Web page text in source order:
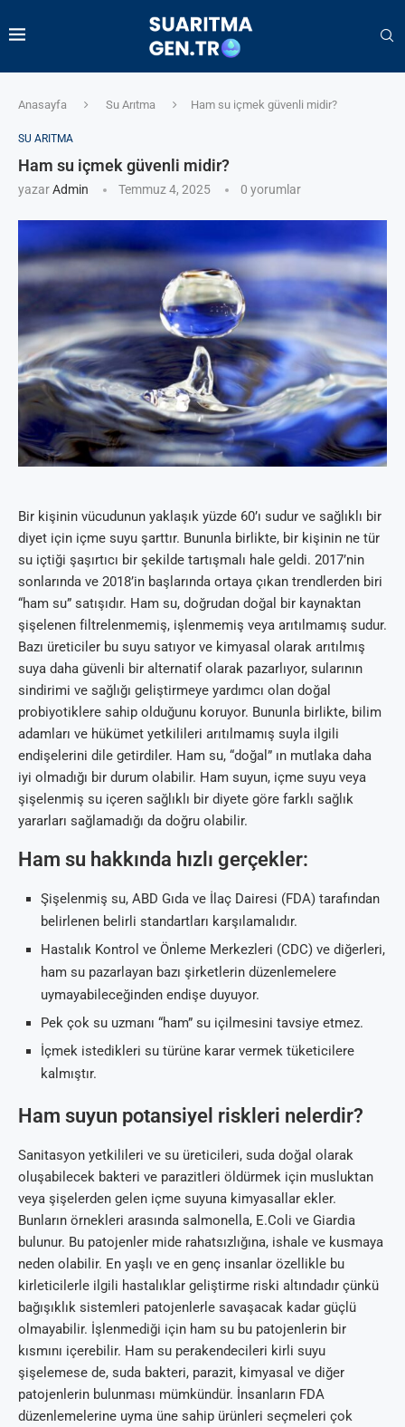
Anasayfa Su Arıtma Ham su içmek güvenli midir?
SU ARITMA
Ham su içmek güvenli midir?
yazarAdmin Temmuz 4, 2025 0 yorumlar
Bir kişinin vücudunun yaklaşık yüzde 60’ı sudur ve sağlıklı bir
diyet için içme suyu şarttır. Bununla birlikte, bir kişinin ne tür
su içtiği şaşırtıcı bir şekilde tartışmalı hale geldi. 2017’nin
sonlarında ve 2018’in başlarında ortaya çıkan trendlerden biri
“ham su” satışıdır. Ham su, doğrudan doğal bir kaynaktan
şişelenen filtrelenmemiş, işlenmemiş veya arıtılmamış sudur.
Bazı üreticiler bu suyu satıyor ve kimyasal olarak arıtılmış
suya daha güvenli bir alternatif olarak pazarlıyor, sularının
sindirimi ve sağlığı geliştirmeye yardımcı olan doğal
probiyotiklere sahip olduğunu koruyor. Bununla birlikte, bilim
adamları ve hükümet yetkilileri arıtılmamış suyla ilgili
endişelerini dile getirdiler. Ham su, “doğal” ın mutlaka daha
iyi olmadığı bir durum olabilir. Ham suyun, içme suyu veya
şişelenmiş su içeren sağlıklı bir diyete göre farklı sağlık
yararları sağlamadığı da doğru olabilir.
Ham su hakkında hızlı gerçekler:
Şişelenmiş su, ABD Gıda ve İlaç Dairesi (FDA) tarafından
belirlenen belirli standartları karşılamalıdır.
Hastalık Kontrol ve Önleme Merkezleri (CDC) ve diğerleri,
ham su pazarlayan bazı şirketlerin düzenlemelere
uymayabileceğinden endişe duyuyor.
Pek çok su uzmanı “ham” su içilmesini tavsiye etmez.
İçmek istedikleri su türüne karar vermek tüketicilere
kalmıştır.
Ham suyun potansiyel riskleri nelerdir?
Sanitasyon yetkilileri ve su üreticileri, suda doğal olarak
oluşabilecek bakteri ve parazitleri öldürmek için musluktan
veya şişelerden gelen içme suyuna kimyasallar ekler.
Bunların örnekleri arasında salmonella, E.Coli ve Giardia
bulunur. Bu patojenler mide rahatsızlığına, ishale ve kusmaya
neden olabilir. En yaşlı ve en genç insanlar özellikle bu
kirleticilerle ilgili hastalıklar geliştirme riski altındadır çünkü
bağışıklık sistemleri patojenlerle savaşacak kadar güçlü
olmayabilir. İşlenmediği için ham su bu patojenlerin bir
kısmını içerebilir. Ham su perakendecileri kirli suyu
şişelemese de, suda bakteri, parazit, kimyasal ve diğer
patojenlerin bulunması mümkündür. İnsanların FDA
düzenlemelerine uyma üne sahip ürünleri seçmeleri çok